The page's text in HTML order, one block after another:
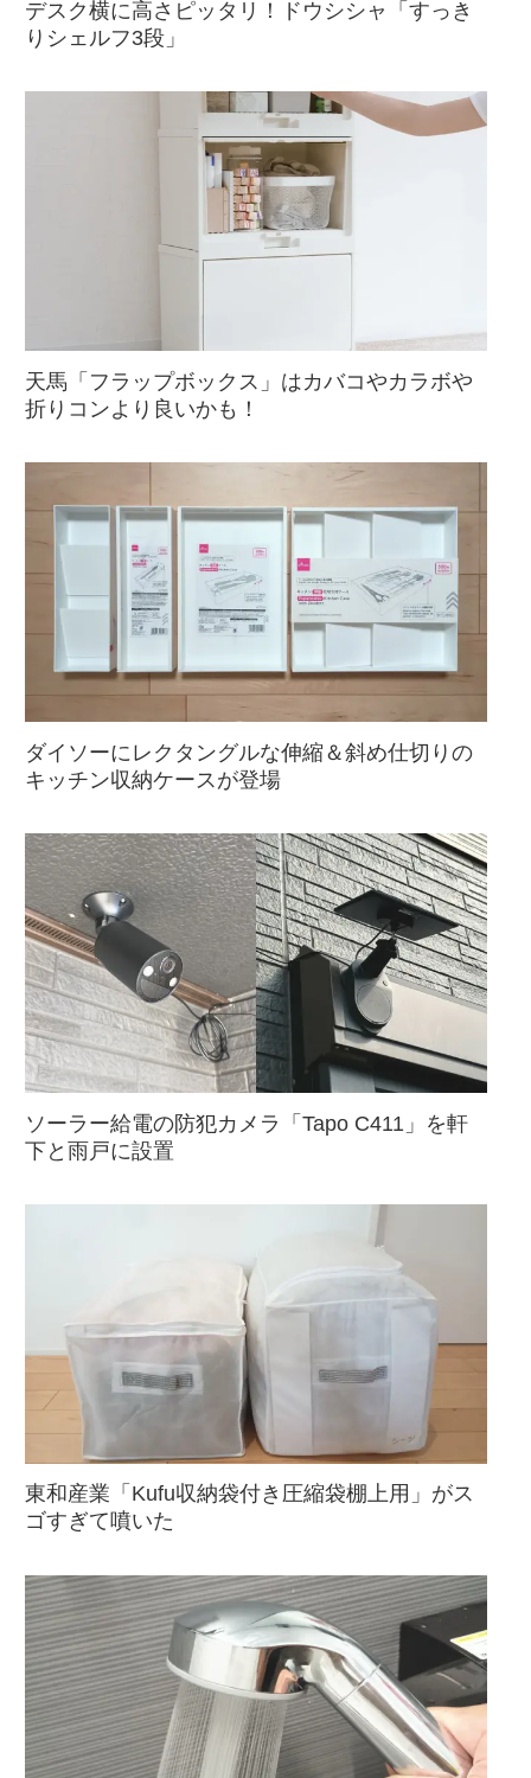
デスク横に高さピッタリ！ドウシシャ「すっき
りシェルフ3段」
天馬「フラップボックス」はカバコやカラボや
折りコンより良いかも！
ダイソーにレクタングルな伸縮＆斜め仕切りの
キッチン収納ケースが登場
ソーラー給電の防犯カメラ「Tapo C411」を軒
下と雨戸に設置
東和産業「Kufu収納袋付き圧縮袋棚上用」がス
ゴすぎて噴いた